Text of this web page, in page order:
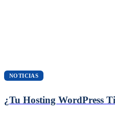
NOTICIAS
¿Tu Hosting WordPress